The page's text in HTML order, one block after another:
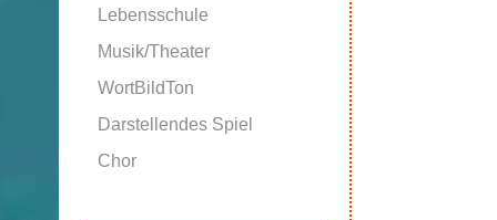
Lebensschule
Musik/Theater
WortBildTon
Darstellendes Spiel
Chor